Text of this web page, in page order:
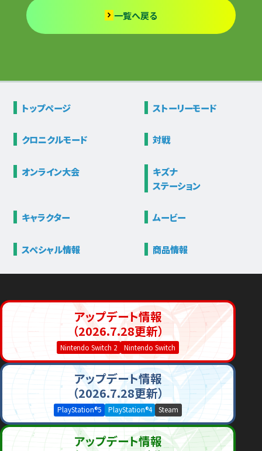
一覧へ戻る
トップページ ストーリーモード
クロニクルモード 対戦
オンライン大会
キズナ
ステーション
キャラクター ムービー
スペシャル情報 商品情報
アップデート情報
（2026.7.28更新）
Nintendo Switch 2 Nintendo Switch
アップデート情報
（2026.7.28更新）
PlayStation®5 PlayStation®4 Steam
アップデート情報